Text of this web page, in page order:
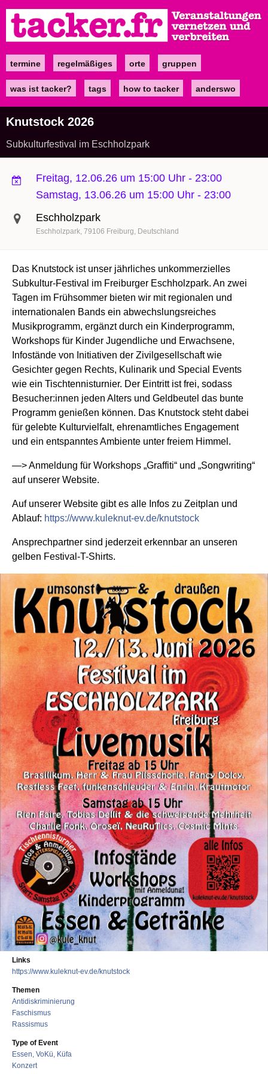
zum
Inhalt
Maintermine regelmäßiges orte gruppen
was ist tacker? tags how to tacker anderswo
Knutstock 2026
Subkulturfestival im Eschholzpark
Freitag, 12.06.26 um 15:00 Uhr - 23:00
Samstag, 13.06.26 um 15:00 Uhr - 23:00
Eschholzpark
Eschholzpark 79106 Freiburg Deutschland
Das Knutstock ist unser jährliches unkommerzielles
Subkultur-Festival im Freiburger Eschholzpark. An zwei
Tagen im Frühsommer bieten wir mit regionalen und
internationalen Bands ein abwechslungsreiches
Musikprogramm, ergänzt durch ein Kinderprogramm,
Workshops für Kinder Jugendliche und Erwachsene,
Infostände von Initiativen der Zivilgesellschaft wie
Gesichter gegen Rechts, Kulinarik und Special Events
wie ein Tischtennisturnier. Der Eintritt ist frei, sodass
Besucher:innen jeden Alters und Geldbeutel das bunte
Programm genießen können. Das Knutstock steht dabei
für gelebte Kulturvielfalt, ehrenamtliches Engagement
und ein entspanntes Ambiente unter freiem Himmel.
—> Anmeldung für Workshops „Graffiti“ und „Songwriting“
auf unserer Website.
Auf unserer Website gibt es alle Infos zu Zeitplan und
Ablauf: https://www.kuleknut-ev.de/knutstock
Ansprechpartner sind jederzeit erkennbar an unseren
gelben Festival-T-Shirts.
Links
https://www.kuleknut-ev.de/knutstock
Themen
Antidiskriminierung
Faschismus
Rassismus
Type of Event
Essen, VoKü, Küfa
Konzert